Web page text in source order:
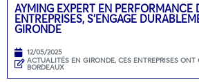
AYMING EXPERT EN PERFORMANCE
ENTREPRISES, S’ENGAGE
GIRONDE
12/05/2025
ACTUALITÉS EN GIRONDE, CES ENTREPRISES ONT
BORDEAUX